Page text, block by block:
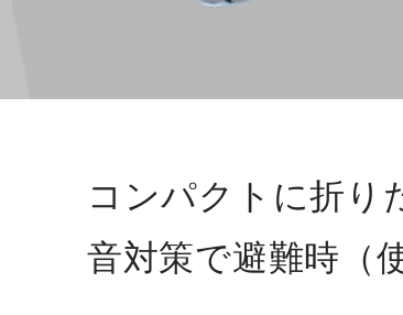
コンパクトに折り
音対策で避難時（